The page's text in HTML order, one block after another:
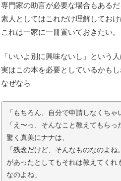
専門家の助言が必要な場合もあるだ
素人としてはこれだけ理解してお
これは一家に一冊置いておきたい。
「いいよ別に興味ないし」という
実はこの本を必要としているかもし
なぜなら
「もちろん、自分で申請しなくち
「え〜っ、そんなこと教えてもら
驚く真美にナナは、
「残念だけど、そんなものなのよ
があったとしてもそれは教えてくれ
なのよね」